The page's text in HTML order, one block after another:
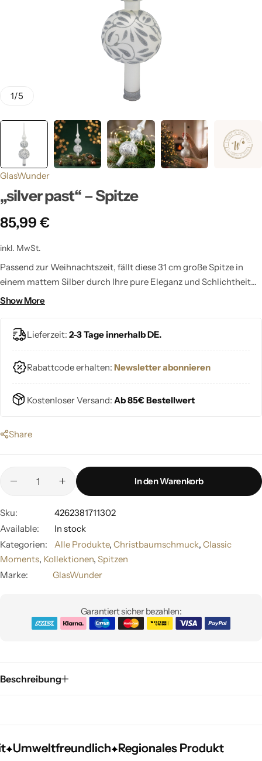
1/5
GlasWunder
„silver past“ – Spitze
85,99 €
inkl. MwSt.
Passend zur Weihnachtszeit, fällt diese 31 cm große Spitze in
einem mattem Silber durch Ihre pure Eleganz und Schlichtheit
besonders auf. Ihre hervorragenden geformten Glasbäuche
Ranken. Die Spitze ist ein krönender Anschluss für deinen
Weihnachtsbaum.
Show More
Lieferzeit: 2-3 Tage innerhalb DE.
Rabattcode erhalten: Newsletter abonnieren
Kostenloser Versand: Ab 85€ Bestellwert
Share
In den Warenkorb
Sku:
4262381711302
Available:
In stock
Kategorien:
Alle Produkte, Christbaumschmuck, Classic
Moments, Kollektionen, Spitzen
Marke:
GlasWunder
Garantiert sicher bezahlen:
Beschreibung
Regionales Produkt
Regionales Produkt
Regionales Produkt